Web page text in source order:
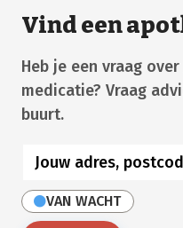
Vind een
Heb je een vraag
medicatie? Vraag
buurt.
VAN WACHT